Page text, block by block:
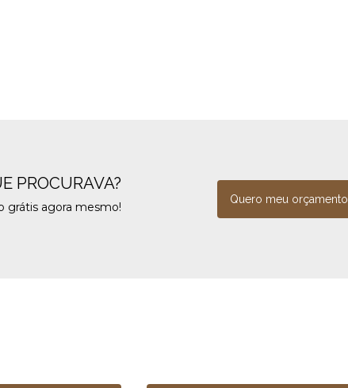
PROCURAVA?
grátis agora mesmo!
Quero meu orçamento